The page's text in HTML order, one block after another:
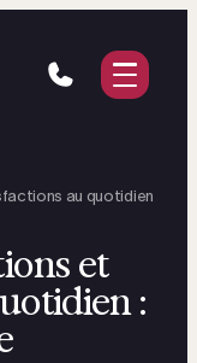
au quotidien
et
: